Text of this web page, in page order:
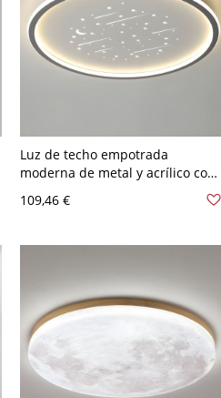
Luz de techo empotrada
moderna de metal y acrílico con
bombilla LED incluida - 110 A 120
V 40,64 cm Redondo Gris
109,46 €